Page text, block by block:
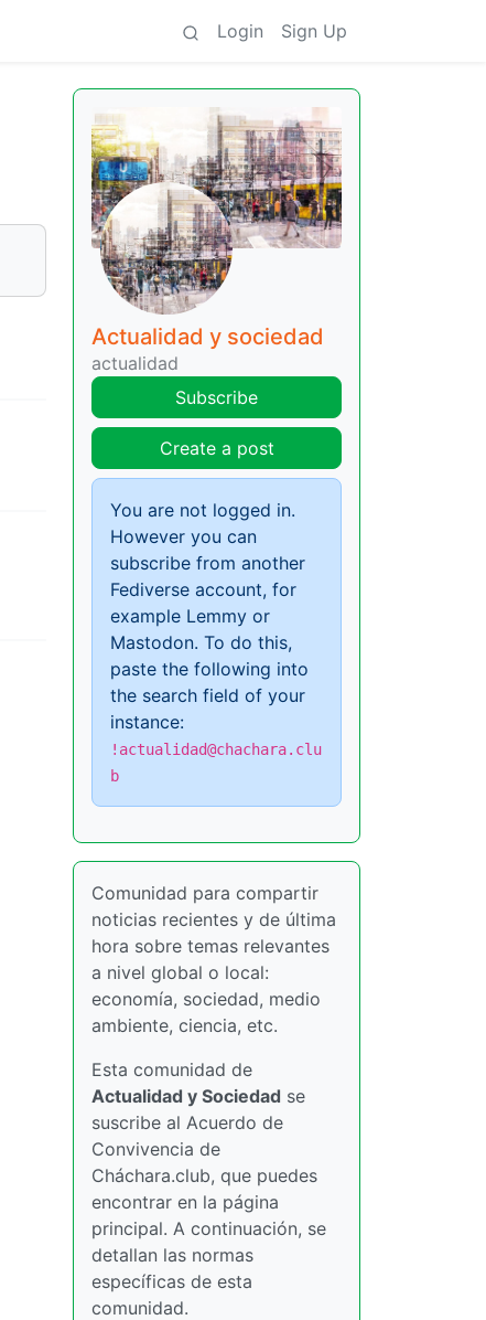
Login Sign Up
Actualidad y sociedad
actualidad
Subscribe
Create a post
You are not logged in.
However you can
subscribe from another
Fediverse account, for
example Lemmy or
Mastodon. To do this,
paste the following into
the search field of your
instance:
!actualidad@chachara.clu
b
Comunidad para compartir
noticias recientes y de última
hora sobre temas relevantes
a nivel global o local:
economía, sociedad, medio
ambiente, ciencia, etc.
Esta comunidad de
Actualidad y Sociedad se
suscribe al Acuerdo de
Convivencia de
Cháchara.club, que puedes
encontrar en la página
principal. A continuación, se
detallan las normas
específicas de esta
comunidad.